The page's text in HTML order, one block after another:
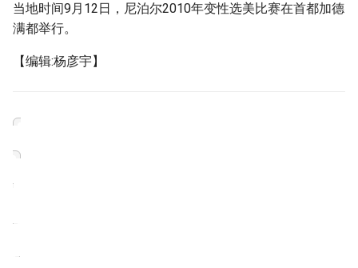
i
a
当地时间9月12日，尼泊尔2010年变性选美比赛在首都加德
满都举行。
【编辑:杨彦宇】